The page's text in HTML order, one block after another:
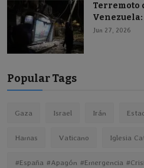
Terremoto
Venezuela:
Jun 27, 2026
Popular Tags
Gaza Israel Irán
Hamas Vaticano Iglesia
#España #Apagón #Emergencia